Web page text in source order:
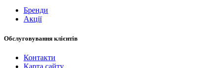
Бренди
Акції
Обслуговування клієнтів
Контакти
Карта сайту